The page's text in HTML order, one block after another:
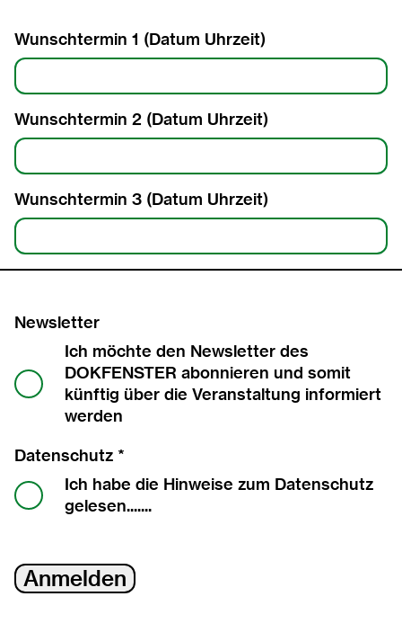
Wunschtermin 1 (Datum Uhrzeit)
Wunschtermin 2 (Datum Uhrzeit)
Wunschtermin 3 (Datum Uhrzeit)
Newsletter
Ich möchte den Newsletter des
DOKFENSTER abonnieren und somit
künftig über die Veranstaltung informiert
werden
Datenschutz *
Ich habe die Hinweise zum Datenschutz
gelesen.......
Anmelden